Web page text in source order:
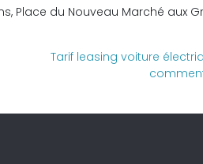
Place du Nouveau Marché aux
Tarif leasing voiture